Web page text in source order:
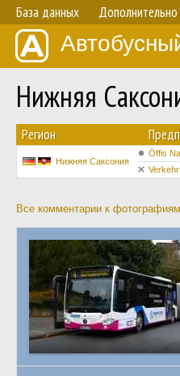
База данных Дополнительно
Нижняя
Регион
Нижняя Саксония
Öffis
Все комментарии к